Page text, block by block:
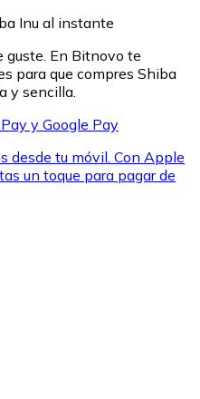
efectivo en tu tienda más
Bitnovo o realiza compras
Inu al instante
guste. En Bitnovo te
para que compres Shiba
y sencilla.
y Google Pay
desde tu móvil. Con Apple
un toque para pagar de